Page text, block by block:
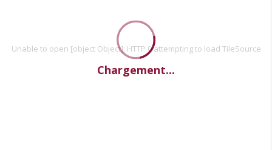
Unable to open [object Object]: HTTP 0 attempting to load TileSource
Chargement...